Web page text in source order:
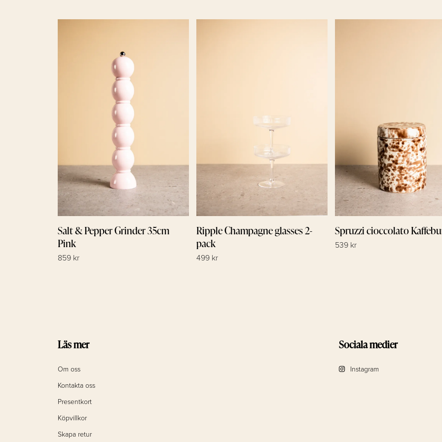
Salt & Pepper Grinder 35cm
Pink
859 kr
Ripple Champagne glasses 2-
pack
499 kr
Spruzzi cioccolato
539 kr
Läs mer
Om oss
Kontakta oss
Presentkort
Köpvillkor
Skapa retur
Sociala medier
Instagram